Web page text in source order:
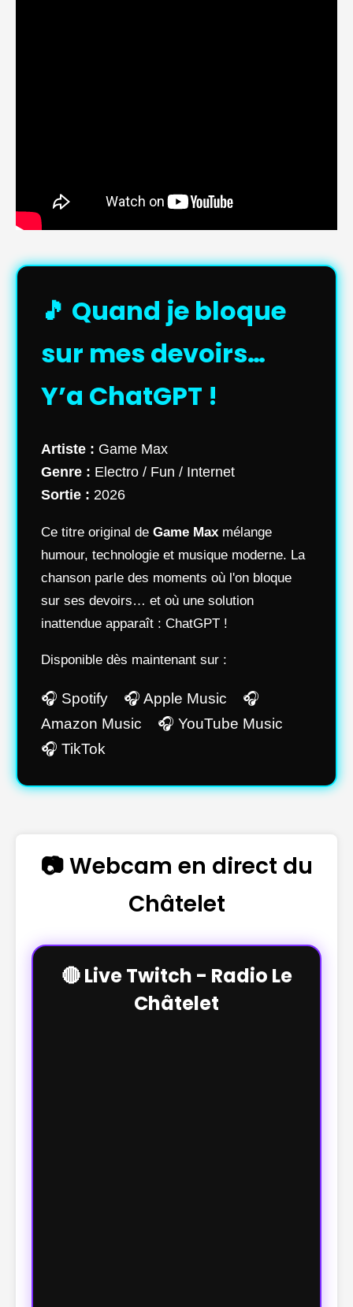
🎵 Quand je bloque
sur mes devoirs…
Y’a ChatGPT !
Artiste : Game Max
Genre : Electro / Fun / Internet
Sortie : 2026
Ce titre original de Game Max mélange
humour, technologie et musique moderne. La
chanson parle des moments où l'on bloque
sur ses devoirs… et où une solution
inattendue apparaît : ChatGPT !
Disponible dès maintenant sur :
🎧 Spotify 🎧 Apple Music 🎧
Amazon Music 🎧 YouTube Music
🎧 TikTok
📷 Webcam en direct du
Châtelet
🔴 Live Twitch - Radio Le
Châtelet